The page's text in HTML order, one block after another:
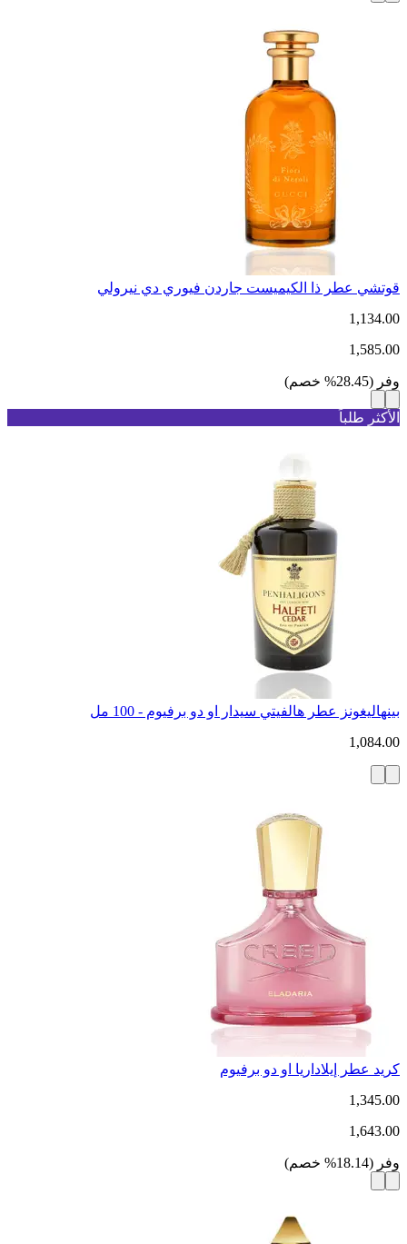
قوتشي عطر ذا الكيميست جاردن فيوري دي نيرولي
1,134.00
1,585.00
وفر (
28.45
% خصم)
الأكثر طلباً
بينهاليغونز عطر هالفيتي سيدار او دو برفيوم - 100 مل
1,084.00
كريد عطر إيلاداريا او دو برفيوم
1,345.00
1,643.00
وفر (
18.14
% خصم)